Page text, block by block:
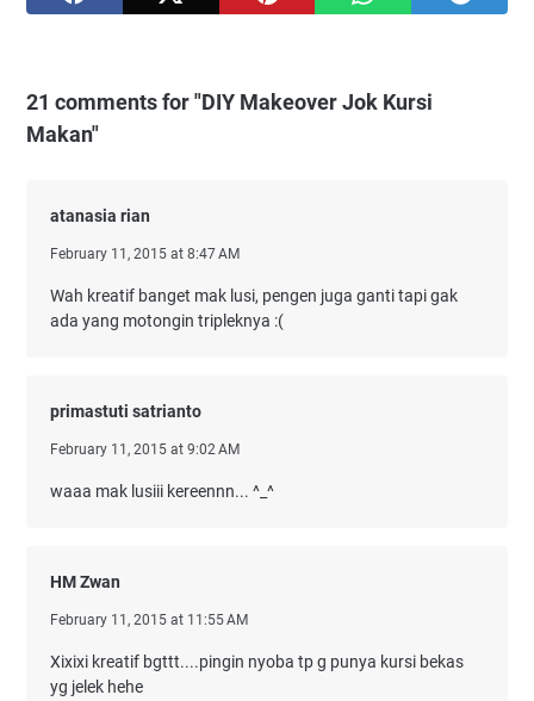
21 comments for "DIY Makeover Jok Kursi
Makan"
atanasia rian
February 11, 2015 at 8:47 AM
Wah kreatif banget mak lusi, pengen juga ganti tapi gak
ada yang motongin tripleknya :(
primastuti satrianto
February 11, 2015 at 9:02 AM
waaa mak lusiii kereennn... ^_^
HM Zwan
February 11, 2015 at 11:55 AM
Xixixi kreatif bgttt....pingin nyoba tp g punya kursi bekas
yg jelek hehe